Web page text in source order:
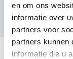
en om ons
informatie over
partners voor
partners kunnen
informatie die u
Nog geen